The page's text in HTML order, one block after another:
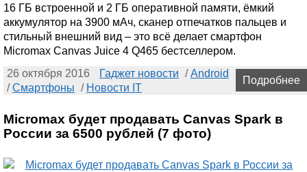
16 ГБ встроенной и 2 ГБ оперативной памяти, ёмкий
аккумулятор на 3900 мАч, сканер отпечатков пальцев и
стильный внешний вид – это всё делает смартфон
Micromax Canvas Juice 4 Q465 бестселлером.
26 октября 2016
Гаджет новости /Android
/Смартфоны / Новости IT
Подробнее
Micromax будет продавать Canvas Spark в
России за 6500 рублей (7 фото)